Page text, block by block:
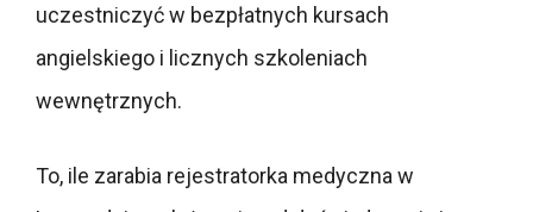
uczestniczyć w bezpłatnych kursach
angielskiego i licznych szkoleniach
wewnętrznych.
To, ile zarabia rejestratorka medyczna w